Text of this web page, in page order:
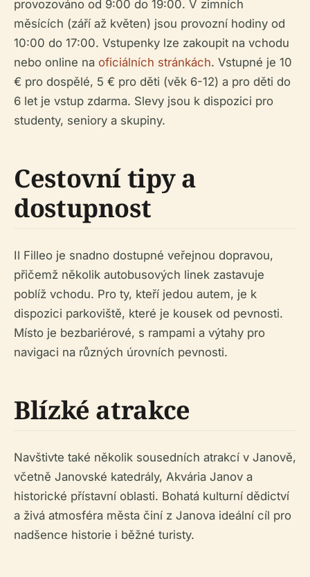
provozováno od 9:00 do 19:00. V zimních
měsících (září až květen) jsou provozní hodiny od
10:00 do 17:00. Vstupenky lze zakoupit na vchodu
nebo online na oficiálních stránkách. Vstupné je 10
€ pro dospělé, 5 € pro děti (věk 6-12) a pro děti do
6 let je vstup zdarma. Slevy jsou k dispozici pro
studenty, seniory a skupiny.
Cestovní tipy a
dostupnost
Il Filleo je snadno dostupné veřejnou dopravou,
přičemž několik autobusových linek zastavuje
poblíž vchodu. Pro ty, kteří jedou autem, je k
dispozici parkoviště, které je kousek od pevnosti.
Místo je bezbariérové, s rampami a výtahy pro
navigaci na různých úrovních pevnosti.
Blízké atrakce
Navštivte také několik sousedních atrakcí v Janově,
včetně Janovské katedrály, Akvária Janov a
historické přístavní oblasti. Bohatá kulturní dědictví
a živá atmosféra města činí z Janova ideální cíl pro
nadšence historie i běžné turisty.